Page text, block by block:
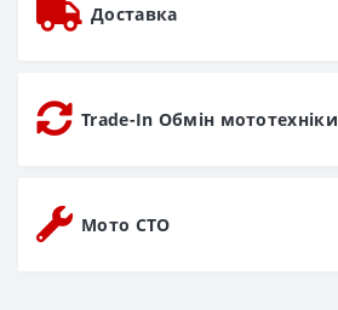
Доставка
Trade-In Обмін мототехніки
Мото СТО